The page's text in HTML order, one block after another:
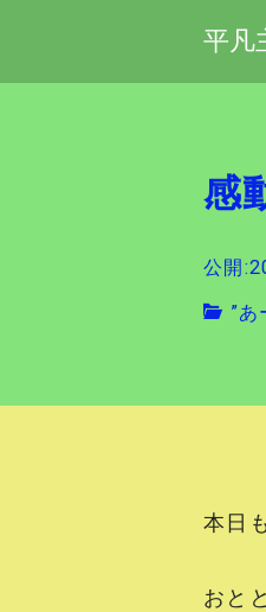
平凡
感
公開
”あ
本日
おと